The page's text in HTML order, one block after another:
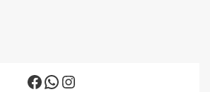
Facebook
WhatsApp
Instagram